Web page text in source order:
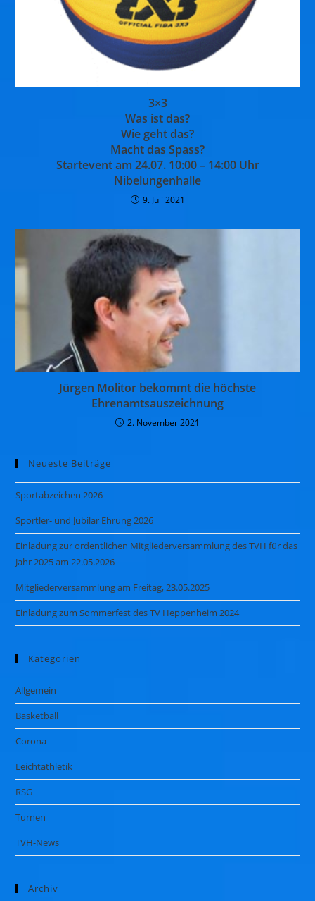
3×3
Was ist das?
Wie geht das?
Macht das Spass?
Startevent am 24.07. 10:00 – 14:00 Uhr
Nibelungenhalle
9. Juli 2021
Jürgen Molitor bekommt die höchste
Ehrenamtsauszeichnung
2. November 2021
Neueste Beiträge
Sportabzeichen 2026
Sportler- und Jubilar Ehrung 2026
Einladung zur ordentlichen Mitgliederversammlung des TVH für das
Jahr 2025 am 22.05.2026
Mitgliederversammlung am Freitag, 23.05.2025
Einladung zum Sommerfest des TV Heppenheim 2024
Kategorien
Allgemein
Basketball
Corona
Leichtathletik
RSG
Turnen
TVH-News
Archiv